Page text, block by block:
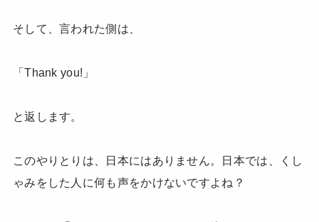
そして、言われた側は、
「Thank you!」
と返します。
このやりとりは、日本にはありません。日本では、くし
ゃみをした人に何も声をかけないですよね？